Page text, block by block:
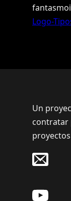
Logo-
Un
contratar
proyectos